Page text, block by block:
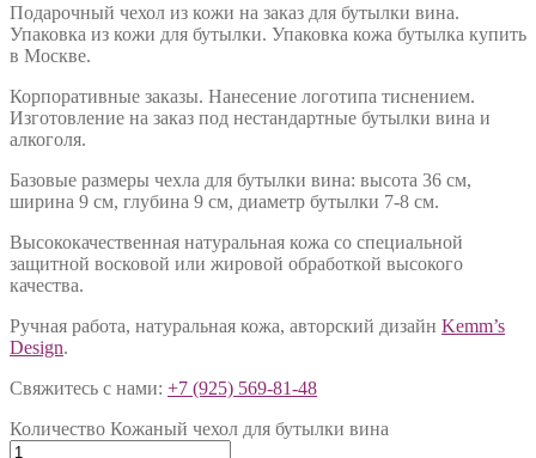
Подарочный чехол из кожи на заказ для бутылки вина.
Упаковка из кожи для бутылки. Упаковка кожа бутылка купить
в Москве.
Корпоративные заказы. Нанесение логотипа тиснением.
Изготовление на заказ под нестандартные бутылки вина и
алкоголя.
Базовые размеры чехла для бутылки вина: высота 36 см,
ширина 9 см, глубина 9 см, диаметр бутылки 7-8 см.
Высококачественная натуральная кожа со специальной
защитной восковой или жировой обработкой высокого
качества.
Ручная работа, натуральная кожа, авторский дизайн Kemm’s
Design.
Свяжитесь с нами: +7 (925) 569-81-48
Количество Кожаный чехол для бутылки вина